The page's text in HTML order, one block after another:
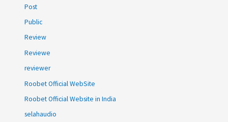
Post
Public
Review
Reviewe
reviewer
Roobet Official WebSite
Roobet Official Website in India
selahaudio